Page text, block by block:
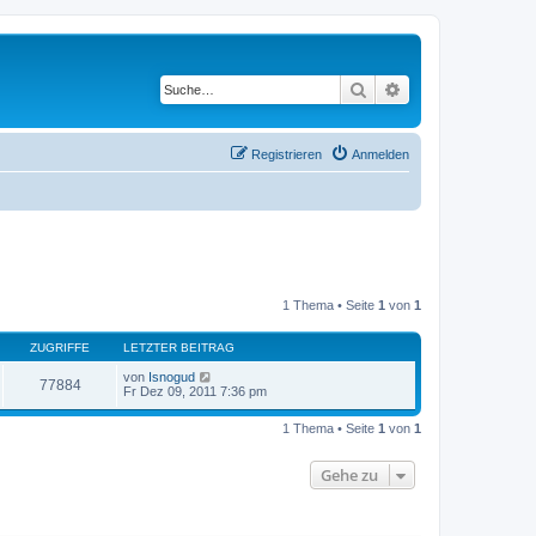
Suche
Anmelden
Registrieren
1 Thema • Seite 1 von 1
ZUGRIFFE LETZTER BEITRAG
77884 von Isnogud
Fr Dez 09, 2011 7:36 pm
1 Thema • Seite 1 von 1
Gehe zu